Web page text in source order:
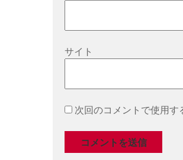
サイト
次回のコメントで使用す